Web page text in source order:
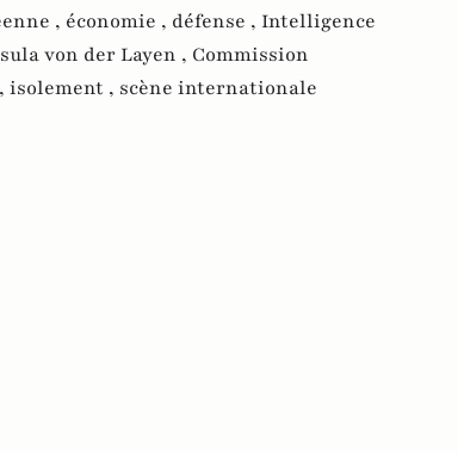
, économie , défense , Intelligence
von der Layen , Commission
isolement , scène internationale